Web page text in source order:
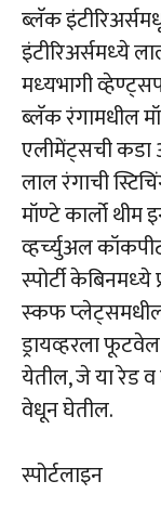
ब्‍लॅक
इंटीरिअर्समध्‍ये
मध्‍यभागी
ब्‍लॅक रंगामधील
एलीमेंट्सची कडा
लाल रंगाची
मॉण्‍टे कार्लो थीम
व्‍हर्च्‍युअल
स्‍पोर्टी
स्‍कफ प्‍लेट्समधील
ड्रायव्‍हरला
येतील, जे या रेड
वेधून घेतील.
स्पोर्टलाइन